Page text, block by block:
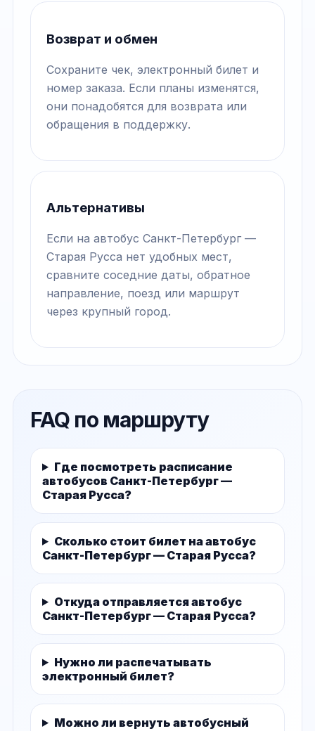
Возврат и обмен
Сохраните чек, электронный билет и
номер заказа. Если планы изменятся,
они понадобятся для возврата или
обращения в поддержку.
Альтернативы
Если на автобус Санкт-Петербург —
Старая Русса нет удобных мест,
сравните соседние даты, обратное
направление, поезд или маршрут
через крупный город.
FAQ по маршруту
Где посмотреть расписание
автобусов Санкт-Петербург —
Старая Русса?
Сколько стоит билет на автобус
Санкт-Петербург — Старая Русса?
Откуда отправляется автобус
Санкт-Петербург — Старая Русса?
Нужно ли распечатывать
электронный билет?
Можно ли вернуть автобусный